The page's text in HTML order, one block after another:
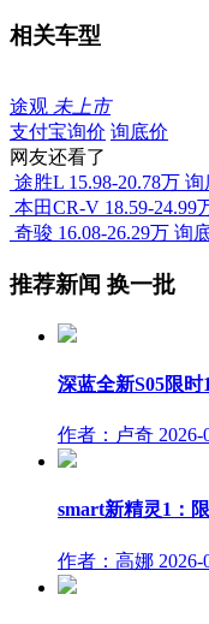
相关车型
途观 未上市
支付宝询价 询底价
网友还看了
途胜L 15.98-20.78万 询
本田CR-V 18.59-24.99
奇骏 16.08-26.29万 询
推荐新闻 换一批
深蓝全新S05限
作者：卢奇 2026-
smart新精灵1：
作者：高娜 2026-